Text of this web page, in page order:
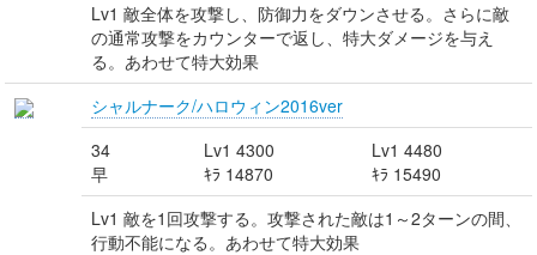
Lv1 敵全体を攻撃し、防御力をダウンさせる。さらに敵
の通常攻撃をカウンターで返し、特大ダメージを与え
る。あわせて特大効果
シャルナーク/ハロウィン2016ver
34
早
Lv1 4300
ｷﾗ 14870
Lv1 4480
ｷﾗ 15490
Lv1 敵を1回攻撃する。攻撃された敵は1～2ターンの間、
行動不能になる。あわせて特大効果